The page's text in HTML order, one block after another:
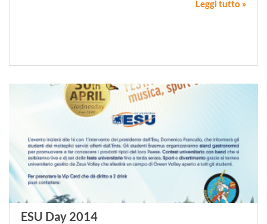
Leggi tutto »
ESU Day 2014